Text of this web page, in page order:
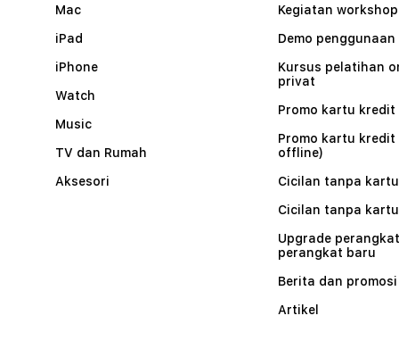
Mac
iPad
iPhone
Watch
Music
TV dan Rumah
Aksesori
Kegiatan workshop
Demo penggunaan
Kursus pelatihan
privat
Promo kartu kredit
Promo kartu kredit
offline)
Cicilan tanpa
Cicilan tanpa
Upgrade
perangkat baru
Berita dan promosi
Artikel